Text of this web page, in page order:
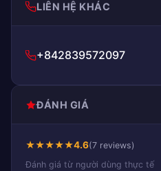
LIÊN HỆ KHÁC
+842839572097
ĐÁNH GIÁ
★★★★★4.6(7 reviews)
Đánh giá từ người dùng thực tế